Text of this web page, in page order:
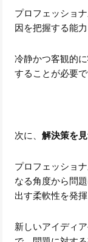
プロフェッショ
因を把握する能
冷静かつ客観的
することが必要で
次に、解決策を
プロフェッショ
なる角度から問
出す柔軟性を発揮
新しいアイディ